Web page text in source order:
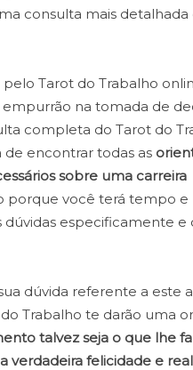
consulta mais detalhada
Tarot do Trabalho
na tomada de
completa do Tarot do
encontrar todas as
sobre uma carreira
porque você terá tempo e
dúvidas especificamente e
dúvida referente a este
Trabalho te darão uma
talvez seja o que lhe
verdadeira felicidade e